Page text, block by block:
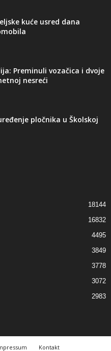
kuće usred dana
Preminuli vozačica i dvoje
nesreći
pločnika u Školskoj
18144
16832
4495
3849
3778
3072
2983
Kontakt